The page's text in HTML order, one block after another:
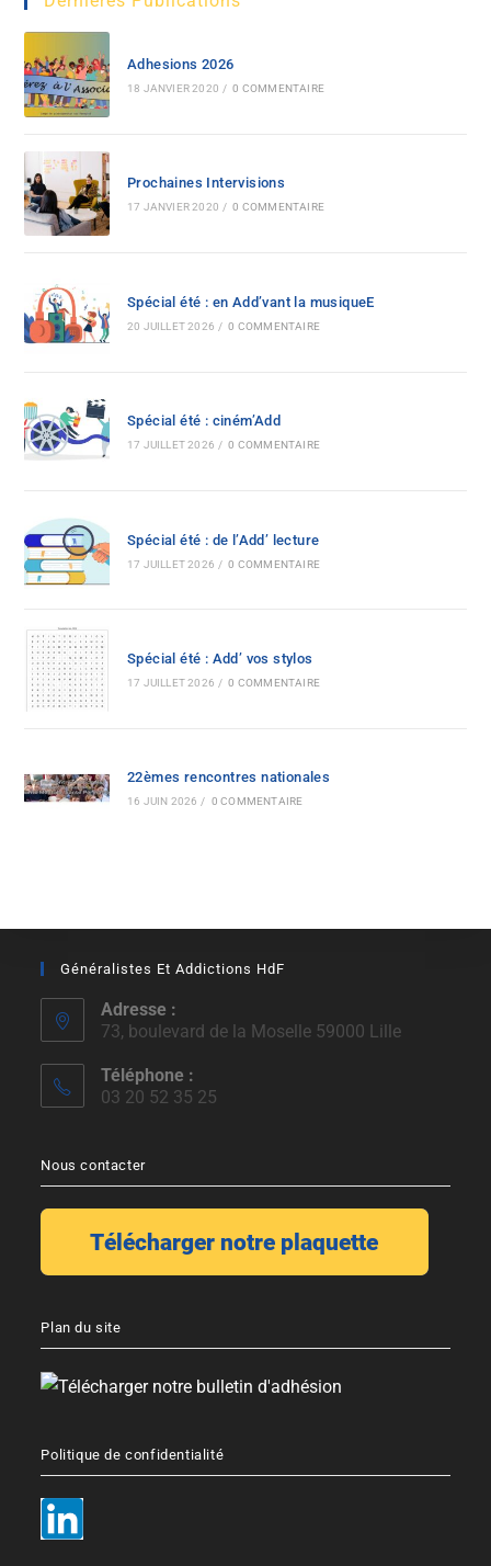
Adhesions 2026
18 JANVIER 2020 / 0 COMMENTAIRE
Prochaines Intervisions
17 JANVIER 2020 / 0 COMMENTAIRE
Spécial été : en Add’vant la musiqueE
20 JUILLET 2026 / 0 COMMENTAIRE
Spécial été : ciném’Add
17 JUILLET 2026 / 0 COMMENTAIRE
Spécial été : de l’Add’ lecture
17 JUILLET 2026 / 0 COMMENTAIRE
Spécial été : Add’ vos stylos
17 JUILLET 2026 / 0 COMMENTAIRE
22èmes rencontres nationales
16 JUIN 2026 / 0 COMMENTAIRE
Généralistes Et Addictions HdF
Adresse :
73, boulevard de la Moselle 59000 Lille
Téléphone :
03 20 52 35 25
Nous contacter
Plan du site
Politique de confidentialité